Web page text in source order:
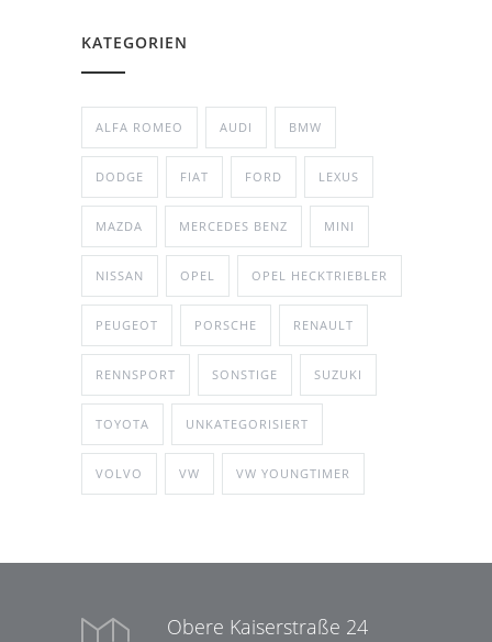
KATEGORIEN
ALFA ROMEO AUDI BMW
DODGE FIAT FORD LEXUS
MAZDA MERCEDES BENZ MINI
NISSAN OPEL OPEL HECKTRIEBLER
PEUGEOT PORSCHE RENAULT
RENNSPORT SONSTIGE SUZUKI
TOYOTA UNKATEGORISIERT
VOLVO VW VW YOUNGTIMER
Obere Kaiserstraße 24